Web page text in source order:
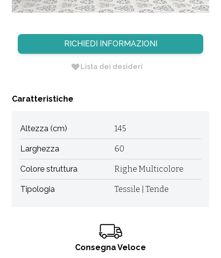
Diametro: cm Null
RICHIEDI INFORMAZIONI
Lista dei desideri
Caratteristiche
Altezza (cm) 145
Larghezza 60
Colore struttura Righe Multicolore
Tipologia Tessile | Tende
Consegna Veloce